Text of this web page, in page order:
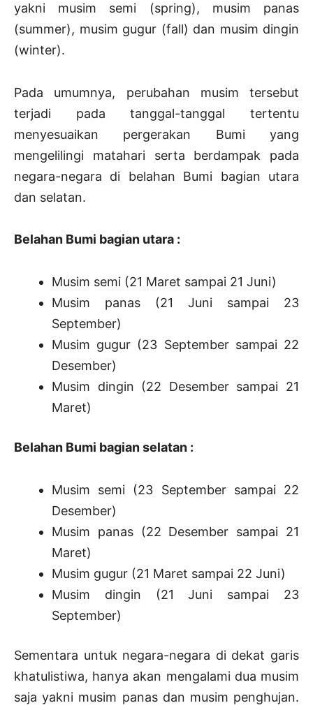
yakni musim semi (spring), musim panas
(summer), musim gugur (fall) dan musim dingin
(winter).
Pada umumnya, perubahan musim tersebut
terjadi pada tanggal-tanggal tertentu
menyesuaikan pergerakan Bumi yang
mengelilingi matahari serta berdampak pada
negara-negara di belahan Bumi bagian utara
dan selatan.
Belahan Bumi bagian utara :
Musim semi (21 Maret sampai 21 Juni)
Musim panas (21 Juni sampai 23
September)
Musim gugur (23 September sampai 22
Desember)
Musim dingin (22 Desember sampai 21
Maret)
Belahan Bumi bagian selatan :
Musim semi (23 September sampai 22
Desember)
Musim panas (22 Desember sampai 21
Maret)
Musim gugur (21 Maret sampai 22 Juni)
Musim dingin (21 Juni sampai 23
September)
Sementara untuk negara-negara di dekat garis
khatulistiwa, hanya akan mengalami dua musim
saja yakni musim panas dan musim penghujan.